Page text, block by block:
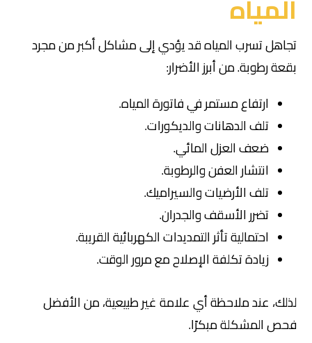
المياه
تجاهل تسرب المياه قد يؤدي إلى مشاكل أكبر من مجرد
بقعة رطوبة. من أبرز الأضرار:
ارتفاع مستمر في فاتورة المياه.
تلف الدهانات والديكورات.
ضعف العزل المائي.
انتشار العفن والرطوبة.
تلف الأرضيات والسيراميك.
تضرر الأسقف والجدران.
احتمالية تأثر التمديدات الكهربائية القريبة.
زيادة تكلفة الإصلاح مع مرور الوقت.
لذلك، عند ملاحظة أي علامة غير طبيعية، من الأفضل
فحص المشكلة مبكرًا.